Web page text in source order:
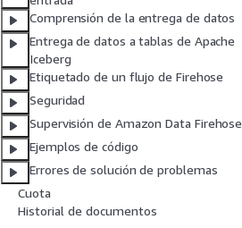
Comprensión de la entrega de datos
Entrega de datos a tablas de Apache
Iceberg
Etiquetado de un flujo de Firehose
Seguridad
Supervisión de Amazon Data Firehose
Ejemplos de código
Errores de solución de problemas
Cuota
Historial de documentos